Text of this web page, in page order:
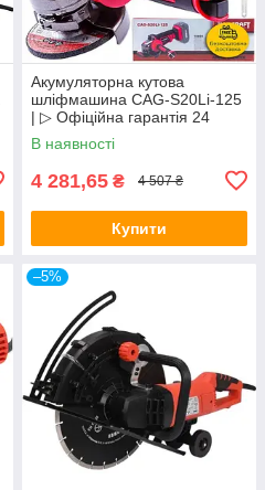
Акумуляторна кутова
шліфмашина CAG-S20Li-125
| ▷ Офіційна гарантія 24
місяці.
В наявності
4 281,65 ₴ 4 507 ₴
Купити
–5%